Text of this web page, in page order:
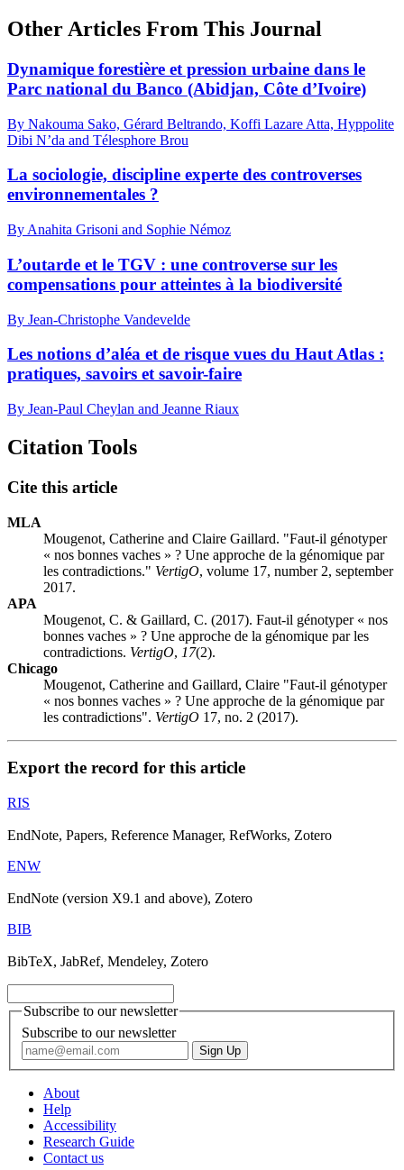
Other Articles From This Journal
Dynamique forestière et pression urbaine dans le
Parc national du Banco (Abidjan, Côte d’Ivoire)
By Nakouma Sako, Gérard Beltrando, Koffi Lazare Atta, Hyppolite
Dibi N’da and Télesphore Brou
La sociologie, discipline experte des controverses
environnementales ?
By Anahita Grisoni and Sophie Némoz
L’outarde et le TGV : une controverse sur les
compensations pour atteintes à la biodiversité
By Jean-Christophe Vandevelde
Les notions d’aléa et de risque vues du Haut Atlas :
pratiques, savoirs et savoir-faire
By Jean-Paul Cheylan and Jeanne Riaux
Citation Tools
Cite this article
MLA
Mougenot, Catherine and Claire Gaillard. "Faut-il génotyper
« nos bonnes vaches » ? Une approche de la génomique par
les contradictions." VertigO, volume 17, number 2, september
2017.
APA
Mougenot, C. & Gaillard, C. (2017). Faut-il génotyper « nos
bonnes vaches » ? Une approche de la génomique par les
contradictions. VertigO, 17(2).
Chicago
Mougenot, Catherine and Gaillard, Claire "Faut-il génotyper
« nos bonnes vaches » ? Une approche de la génomique par
les contradictions". VertigO 17, no. 2 (2017).
Export the record for this article
RIS
EndNote, Papers, Reference Manager, RefWorks, Zotero
ENW
EndNote (version X9.1 and above), Zotero
BIB
BibTeX, JabRef, Mendeley, Zotero
Subscribe to our newsletter
Subscribe to our newsletter
About
Help
Accessibility
Research Guide
Contact us